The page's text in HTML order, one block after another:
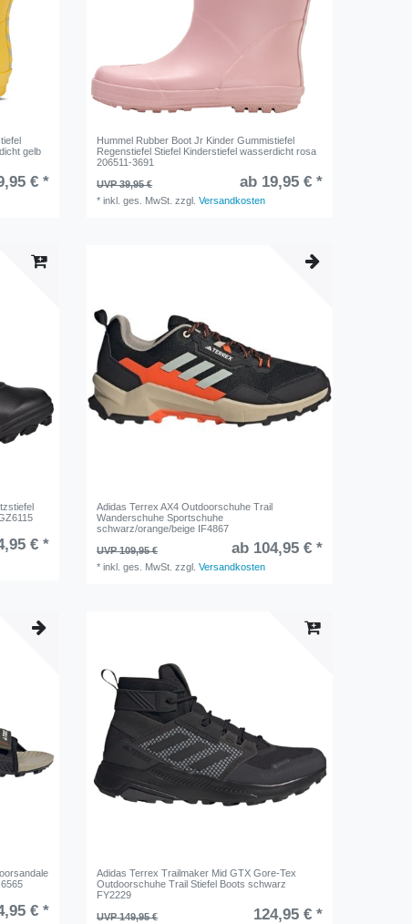
gelb
€ *
Hummel Rubber Boot Jr Kinder Gummistiefel
Regenstiefel Stiefel Kinderstiefel wasserdicht rosa
206511-3691
UVP 39,95 €
ab 19,95 € *
*inkl. ges. MwSt. zzgl.Versandkosten
€ *
Adidas Terrex AX4 Outdoorschuhe Trail
Wanderschuhe Sportschuhe
schwarz/orange/beige IF4867
UVP 109,95 €
ab 104,95 € *
*inkl. ges. MwSt. zzgl.Versandkosten
€ *
Adidas Terrex Trailmaker Mid GTX Gore-Tex
Outdoorschuhe Trail Stiefel Boots schwarz
FY2229
UVP 149,95 €
124,95 € *